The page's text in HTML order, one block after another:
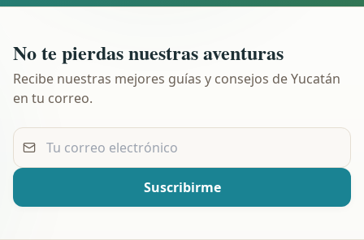
No te pierdas nuestras aventuras
Recibe nuestras mejores guías y consejos de Yucatán
en tu correo.
Tu correo electrónico
Suscribirme